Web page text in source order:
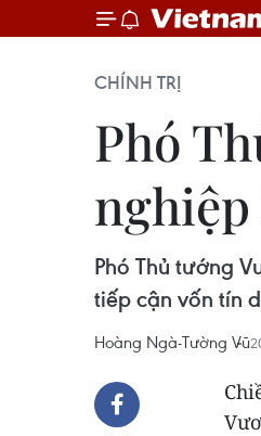
CHÍNH TRỊ
Phó
Phó Thủ tướng
tiếp cận vốn tín
Hoàng Ngà-Tường Vũ